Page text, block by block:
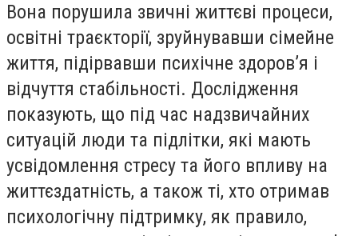
Вона порушила звичні життєві процеси,
освітні траєкторії, зруйнувавши сімейне
життя, підірвавши психічне здоров’я і
відчуття стабільності. Дослідження
показують, що під час надзвичайних
ситуацій люди та підлітки, які мають
усвідомлення стресу та його впливу на
життєздатність, а також ті, хто отримав
психологічну підтримку, як правило,